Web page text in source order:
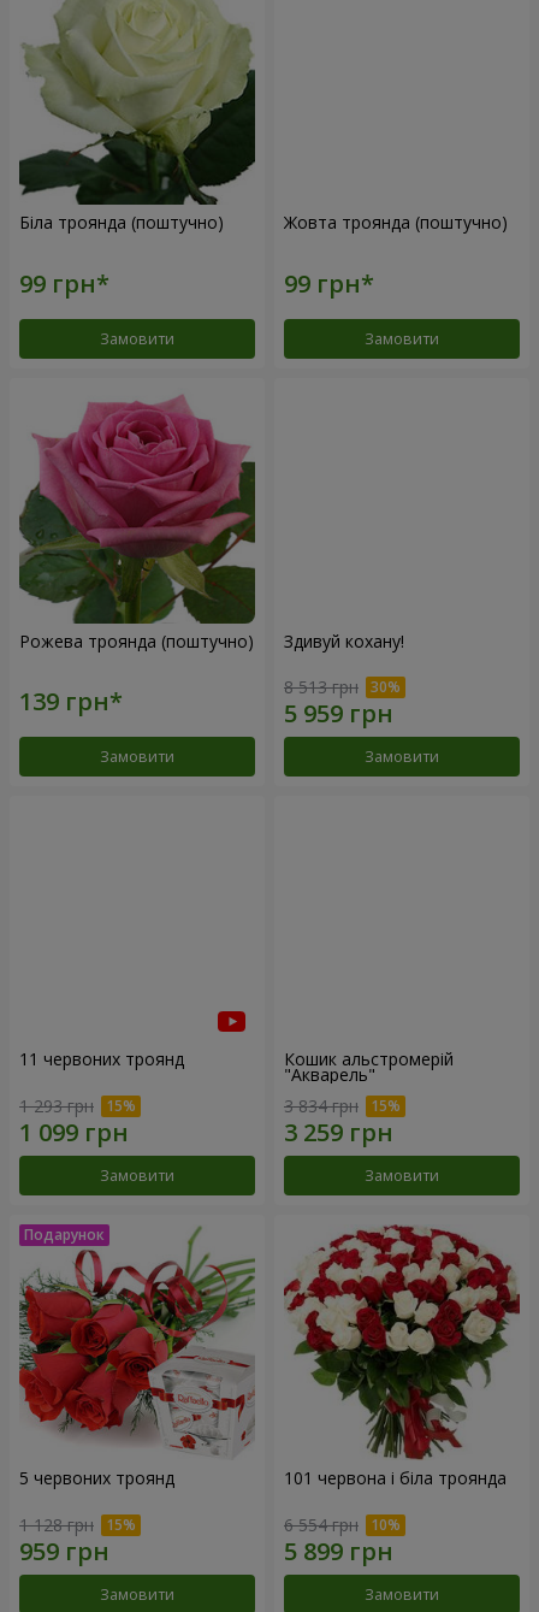
Біла троянда (поштучно)
Замовити
Жовта троянда (поштучно)
Замовити
Рожева троянда (поштучно)
Замовити
Здивуй кохану!
8 513 грн
Замовити
11 червоних троянд
1 293 грн
Замовити
Кошик альстромерій
"Акварель"
3 834 грн
Замовити
5 червоних троянд
1 128 грн
Замовити
101 червона і біла троянда
6 554 грн
Замовити